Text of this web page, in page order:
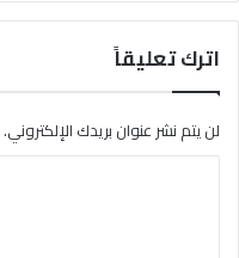
اترك تعليقاً
لن يتم نشر عنوان بريدك الإلكتروني.